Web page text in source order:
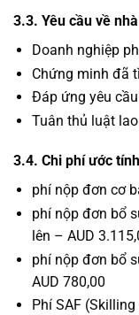
3.3. Yêu cầu về
Doanh nghiệp
Chứng minh đã
Đáp ứng yêu
Tuân thủ luật
3.4. Chi phí ước tính
phí nộp đơn cơ
phí nộp đơn bổ
lên – AUD
phí nộp đơn bổ
AUD 780,00
Phí SAF